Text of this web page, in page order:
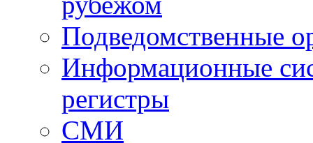
Подведомственные
Информационные
регистры
СМИ